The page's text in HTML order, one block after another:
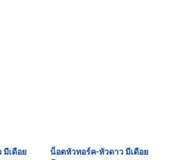
เดือย
น็อตหัวทอร์ค-หัวดาว มีเดือย